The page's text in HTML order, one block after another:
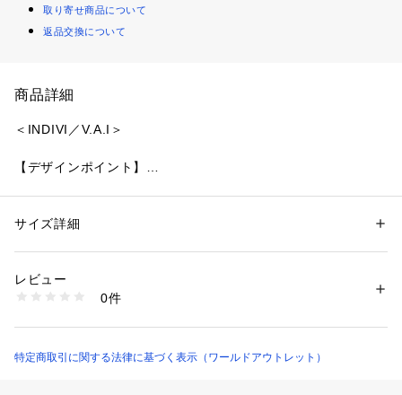
取り寄せ商品について
返品交換について
商品詳細
＜INDIVI／V.A.I＞
【デザインポイント】
素材に張り感があるのでフォルム感のあるモードなコートに仕
袖口は2つ釦を付けているので締めてブラウジングし、袖コン
シャスなスタイリングもして頂けます。
【スタイリングポイント】
性別：レディース
素材：本体: ポリエステル63 コットン37％ 別布部分: ポリエステル100％
商品番号：
127-91300 （ショップ）
サイズ詳細
レビュー
0件
特定商取引に関する法律に基づく表示（ワールドアウトレット）